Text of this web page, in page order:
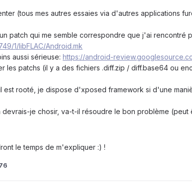
(tous mes autres essaies via d'autres applications
patch qui me semble correspondre que j'ai rencontré
1/libFLAC/Android.mk
aussi sérieuse: https://android-
les patchs (il y a des fichiers .diff.zip / diff.base64 ou
est rooté, je dispose d'xposed framework si d'une
je chosir, va-t-il résoudre le bon problème
le temps de m'expliquer :) !